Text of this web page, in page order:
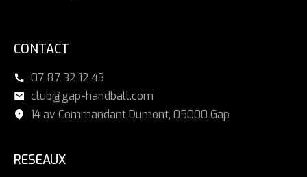
CONTACT
07 87 32 12 43
club@gap-handball.com
14 av Commandant Dumont, 05000 Gap
RESEAUX